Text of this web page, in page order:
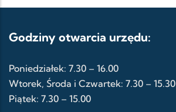
Godziny otwarcia urzędu:
Poniedziałek: 7.30 – 16.00
Wtorek, Środa i Czwartek: 7.30 – 15.30
Piątek: 7.30 – 15.00